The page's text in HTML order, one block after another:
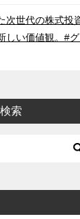
次世代の株式投
しい価値観。#
索